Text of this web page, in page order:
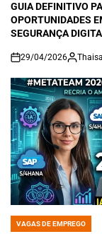
GUIA DEFINITIVO
OPORTUNIDADES
SEGURANÇA
on
29/04/2026
POSTED
VAGAS DE EMPREGO